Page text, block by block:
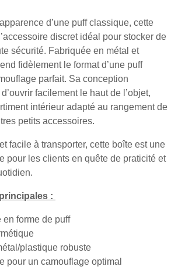
d’une puff classique, cette
discret idéal pour stocker de
sécurité. Fabriquée en métal et
fidèlement le format d’une puff
parfait. Sa conception
facilement le haut de l’objet,
intérieur adapté au rangement de
petits accessoires.
facile à transporter, cette boîte est une
pour les clients en quête de praticité et
:
en forme de puff
plastique robuste
pour un camouflage optimal